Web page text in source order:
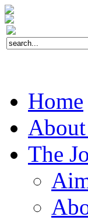
Home
The